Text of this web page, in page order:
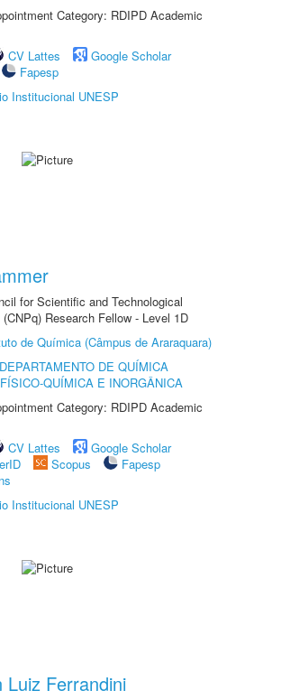
Category: RDIPD Academic
CV Lattes
Google Scholar
Fapesp
Institucional UNESP
for Scientific and Technological
Research Fellow - Level 1D
de Química (Câmpus de Araraquara)
DEPARTAMENTO DE QUÍMICA
QUÍMICA E INORGÂNICA
Category: RDIPD Academic
CV Lattes
Google Scholar
Scopus
Fapesp
Institucional UNESP
Luiz Ferrandini